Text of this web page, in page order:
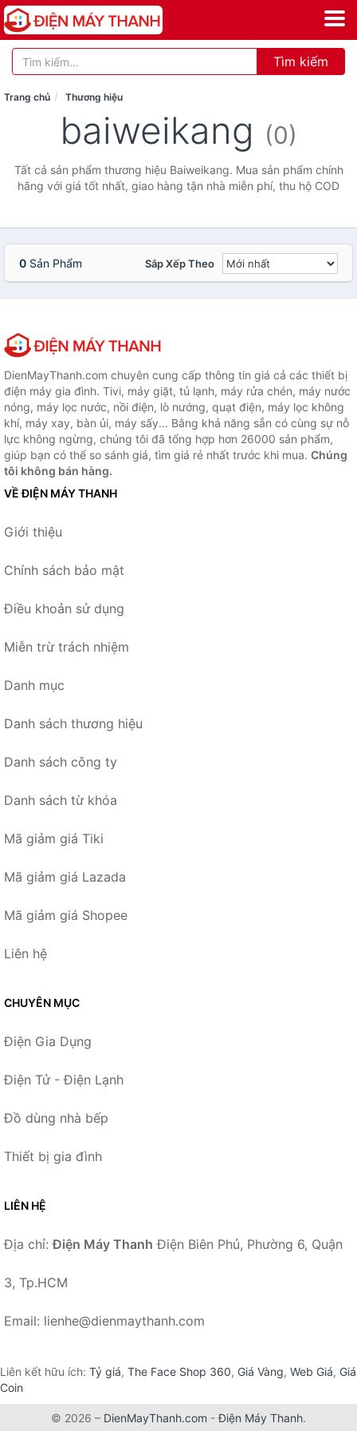
Tìm kiếm
Trang chủ Thương hiệu
baiweikang (0)
Tất cả sản phẩm thương hiệu Baiweikang. Mua sản phẩm chính
hãng với giá tốt nhất, giao hàng tận nhà miễn phí, thu hộ COD
0 Sản Phẩm Sắp Xếp Theo
DienMayThanh.com chuyên cung cấp thông tin giá cả các thiết bị
điện máy gia đình. Tivi, máy giặt, tủ lạnh, máy rửa chén, máy nước
nóng, máy lọc nước, nồi điện, lò nướng, quạt điện, máy lọc không
khí, máy xay, bàn ủi, máy sấy... Bằng khả năng sẵn có cùng sự nỗ
lực không ngừng, chúng tôi đã tổng hợp hơn 26000 sản phẩm,
giúp bạn có thể so sánh giá, tìm giá rẻ nhất trước khi mua. Chúng
tôi không bán hàng.
VỀ ĐIỆN MÁY THANH
Giới thiệu
Chính sách bảo mật
Điều khoản sử dụng
Miễn trừ trách nhiệm
Danh mục
Danh sách thương hiệu
Danh sách công ty
Danh sách từ khóa
Mã giảm giá Tiki
Mã giảm giá Lazada
Mã giảm giá Shopee
Liên hệ
CHUYÊN MỤC
Điện Gia Dụng
Điện Tử - Điện Lạnh
Đồ dùng nhà bếp
Thiết bị gia đình
LIÊN HỆ
Địa chỉ:Điện Máy Thanh Điện Biên Phủ, Phường 6, Quận
3, Tp.HCM
Email: lienhe@dienmaythanh.com
Liên kết hữu ích: Tỷ giá, The Face Shop 360, Giá Vàng, Web Giá, Giá
Coin
© 2026 – DienMayThanh.com -Điện Máy Thanh.